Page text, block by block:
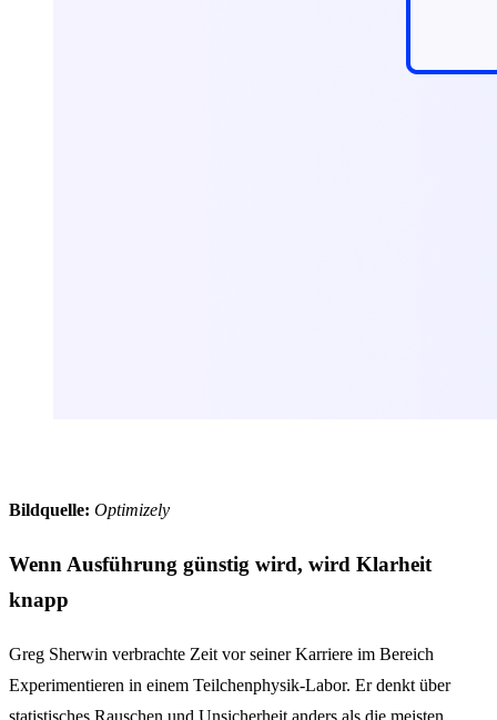
Bildquelle: Optimizely
Wenn Ausführung günstig wird, wird Klarheit
knapp
Greg Sherwin verbrachte Zeit vor seiner Karriere im Bereich
Experimentieren in einem Teilchenphysik-Labor. Er denkt über
statistisches Rauschen und Unsicherheit anders als die meisten